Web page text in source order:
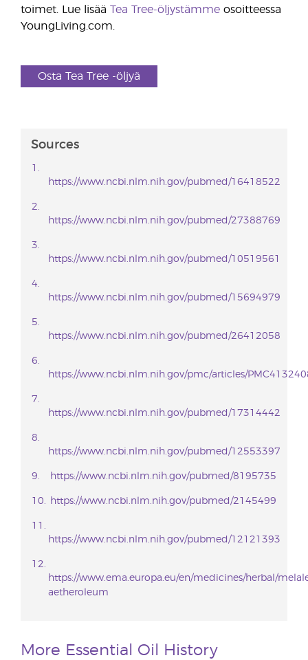
toimet. Lue lisää Tea Tree-öljystämme osoitteessa
YoungLiving.com.
Osta Tea Tree -öljyä
Sources
https://www.ncbi.nlm.nih.gov/pubmed/16418522
https://www.ncbi.nlm.nih.gov/pubmed/27388769
https://www.ncbi.nlm.nih.gov/pubmed/10519561
https://www.ncbi.nlm.nih.gov/pubmed/15694979
https://www.ncbi.nlm.nih.gov/pubmed/26412058
https://www.ncbi.nlm.nih.gov/pmc/articles/
https://www.ncbi.nlm.nih.gov/pubmed/17314442
https://www.ncbi.nlm.nih.gov/pubmed/12553397
https://www.ncbi.nlm.nih.gov/pubmed/8195735
https://www.ncbi.nlm.nih.gov/pubmed/2145499
https://www.ncbi.nlm.nih.gov/pubmed/12121393
https://www.ema.europa.eu/en/medicines/herbal/
aetheroleum
More Essential Oil History